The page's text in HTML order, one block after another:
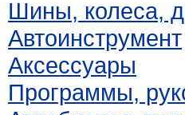
Шины, колеса,
Автоинструмент
Аксессуары
Программы,